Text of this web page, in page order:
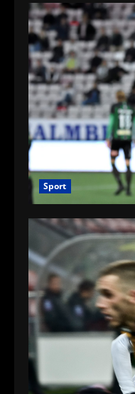
Sport